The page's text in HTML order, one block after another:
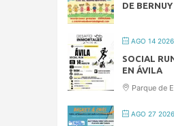
DE
AGO 14 2026
SOCIAL
EN ÁVILA
Parque de
AGO 27 2026